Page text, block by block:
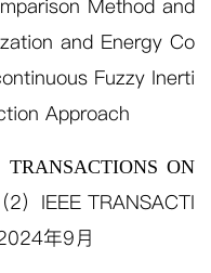
Method and
and Energy Co
Fuzzy Inerti
Approach
TRANSACTIONS ON
（2）IEEE TRANSACTI
年9月